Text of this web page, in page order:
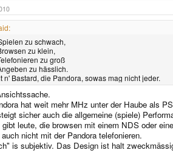
zu schwach,
zu klein,
zu groß
zu hässlich.
n' Bastard, die Pandora, sowas mag nicht jeder.
hat weit mehr MHz unter der Haube als
sicher auch die allgemeine (spiele)
gibt leute, die browsen mit einem NDS oder
nicht mit der Pandora telefonieren.
is subjektiv. Das Design ist halt